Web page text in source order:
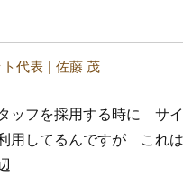
ト代表 佐藤 茂
ッフを採用する時に サイ
用してるんですが これ